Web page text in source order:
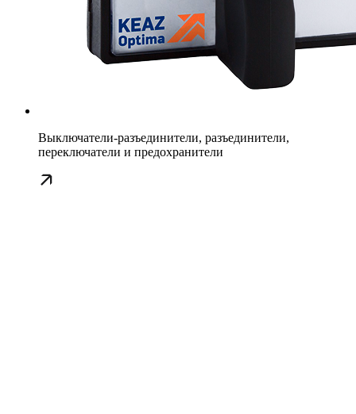
Выключатели-разъединители, разъединители,
переключатели и предохранители